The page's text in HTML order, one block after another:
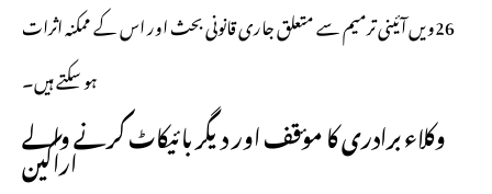
26ویں آئینی ترمیم سے متعلق جاری قانونی بحث اور اس کے ممکنہ اثرات
ہو سکتے ہیں۔
وکلاء برادری کا مؤقف اور دیگر بائیکاٹ کرنے والے
اراکین